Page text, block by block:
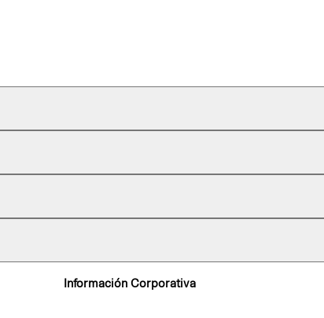
Información Corporativa